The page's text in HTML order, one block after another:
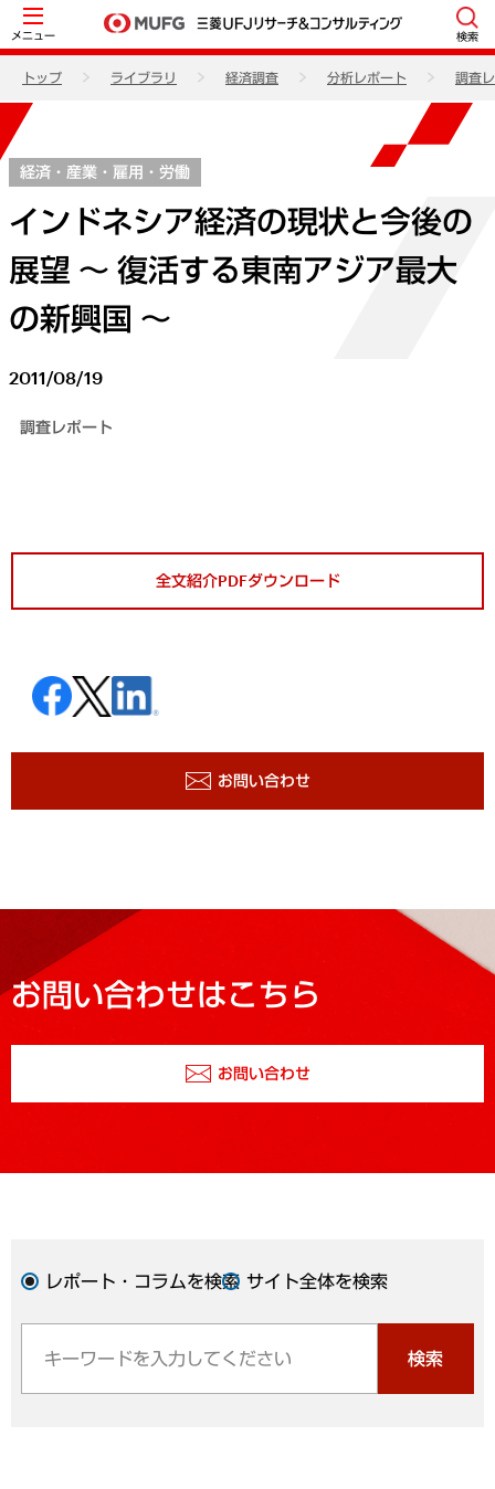
メニュー 検索
トップ ライブラリ 経済調査 分析レポート 調査
経済・産業・雇用・労働
インドネシア経済の現状と今後の
展望 ～ 復活する東南アジア最大
の新興国 ～
2011/08/19
調査レポート
全文紹介PDFダウンロード
お問い合わせ
お問い合わせはこちら
お問い合わせ
レポート・コラムを検索 サイト全体を検索
検索